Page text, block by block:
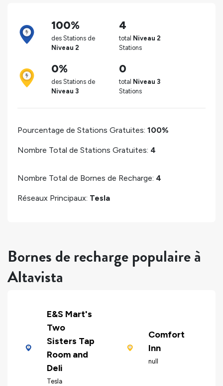
100%
des Stations de
Niveau 2
4
total Niveau 2
Stations
0%
des Stations de
Niveau 3
0
total Niveau 3
Stations
Pourcentage de Stations Gratuites: 100%
Nombre Total de Stations Gratuites: 4
Nombre Total de Bornes de Recharge: 4
Réseaux Principaux: Tesla
Bornes de recharge populaire à
Altavista
E&S Mart's
Two
Sisters Tap
Room and
Deli
Tesla
Comfort
Inn
null